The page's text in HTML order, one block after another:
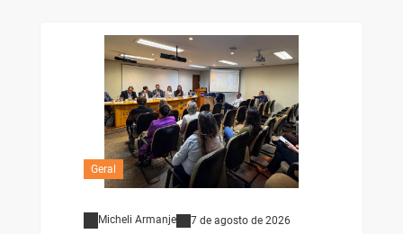
Geral
Micheli Armanje 7 de agosto de 2026